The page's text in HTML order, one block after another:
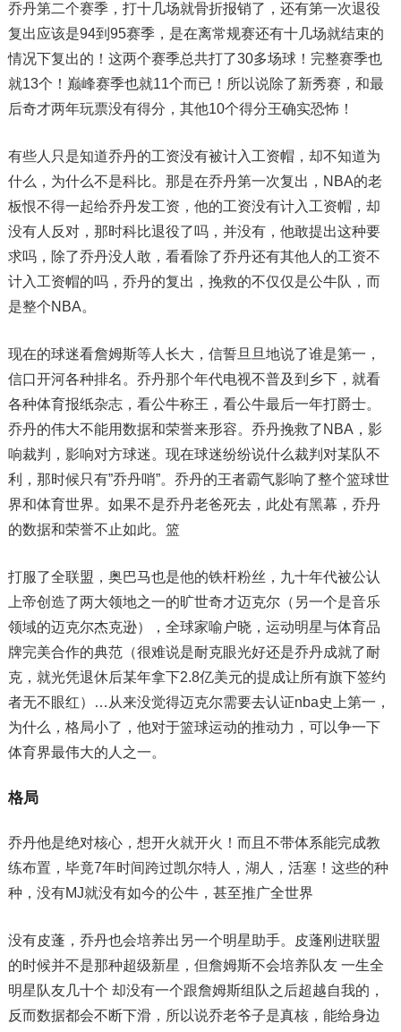
乔丹第二个赛季，打十几场就骨折报销了，还有第一次退役
复出应该是94到95赛季，是在离常规赛还有十几场就结束的
情况下复出的！这两个赛季总共打了30多场球！完整赛季也
就13个！巅峰赛季也就11个而已！所以说除了新秀赛，和最
后奇才两年玩票没有得分，其他10个得分王确实恐怖！
有些人只是知道乔丹的工资没有被计入工资帽，却不知道为
什么，为什么不是科比。那是在乔丹第一次复出，NBA的老
板恨不得一起给乔丹发工资，他的工资没有计入工资帽，却
没有人反对，那时科比退役了吗，并没有，他敢提出这种要
求吗，除了乔丹没人敢，看看除了乔丹还有其他人的工资不
计入工资帽的吗，乔丹的复出，挽救的不仅仅是公牛队，而
是整个NBA。
现在的球迷看詹姆斯等人长大，信誓旦旦地说了谁是第一，
信口开河各种排名。乔丹那个年代电视不普及到乡下，就看
各种体育报纸杂志，看公牛称王，看公牛最后一年打爵士。
乔丹的伟大不能用数据和荣誉来形容。乔丹挽救了NBA，影
响裁判，影响对方球迷。现在球迷纷纷说什么裁判对某队不
利，那时候只有”乔丹哨”。乔丹的王者霸气影响了整个篮球世
界和体育世界。如果不是乔丹老爸死去，此处有黑幕，乔丹
的数据和荣誉不止如此。篮
打服了全联盟，奥巴马也是他的铁杆粉丝，九十年代被公认
上帝创造了两大领地之一的旷世奇才迈克尔（另一个是音乐
领域的迈克尔杰克逊），全球家喻户晓，运动明星与体育品
牌完美合作的典范（很难说是耐克眼光好还是乔丹成就了耐
克，就光凭退休后某年拿下2.8亿美元的提成让所有旗下签约
者无不眼红）…从来没觉得迈克尔需要去认证nba史上第一，
为什么，格局小了，他对于篮球运动的推动力，可以争一下
体育界最伟大的人之一。
格局
乔丹他是绝对核心，想开火就开火！而且不带体系能完成教
练布置，毕竟7年时间跨过凯尔特人，湖人，活塞！这些的种
种，没有MJ就没有如今的公牛，甚至推广全世界
没有皮蓬，乔丹也会培养出另一个明星助手。皮蓬刚进联盟
的时候并不是那种超级新星，但詹姆斯不会培养队友 一生全
明星队友几十个 却没有一个跟詹姆斯组队之后超越自我的，
反而数据都会不断下滑，所以说乔老爷子是真核，能给身边